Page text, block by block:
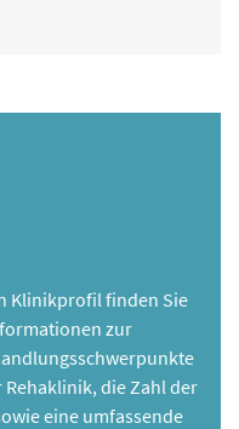
Klinikprofil finden Sie
zur
die Zahl der
eine umfassende